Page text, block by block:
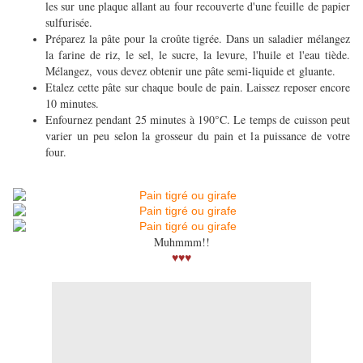
les sur une plaque allant au four recouverte d'une feuille de papier
sulfurisée.
Préparez la pâte pour la croûte tigrée. Dans un saladier mélangez
la farine de riz, le sel, le sucre, la levure, l'huile et l'eau tiède.
Mélangez, vous devez obtenir une pâte semi-liquide et gluante.
Etalez cette pâte sur chaque boule de pain. Laissez reposer encore
10 minutes.
Enfournez pendant 25 minutes à 190°C. Le temps de cuisson peut
varier un peu selon la grosseur du pain et la puissance de votre
four.
Muhmmm!!
♥♥♥